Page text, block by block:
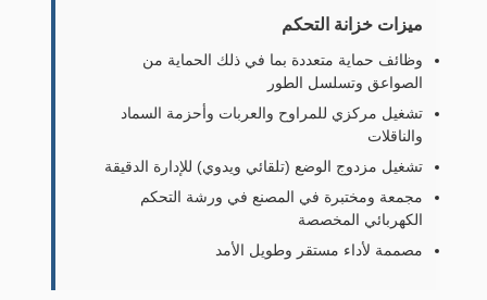
ميزات خزانة التحكم
وظائف حماية متعددة بما في ذلك الحماية من
الصواعق وتسلسل الطور
تشغيل مركزي للمراوح والعربات وأحزمة السماد
والناقلات
تشغيل مزدوج الوضع (تلقائي ويدوي) للإدارة الدقيقة
مجمعة ومختبرة في المصنع في ورشة التحكم
الكهربائي المخصصة
مصممة لأداء مستقر وطويل الأمد